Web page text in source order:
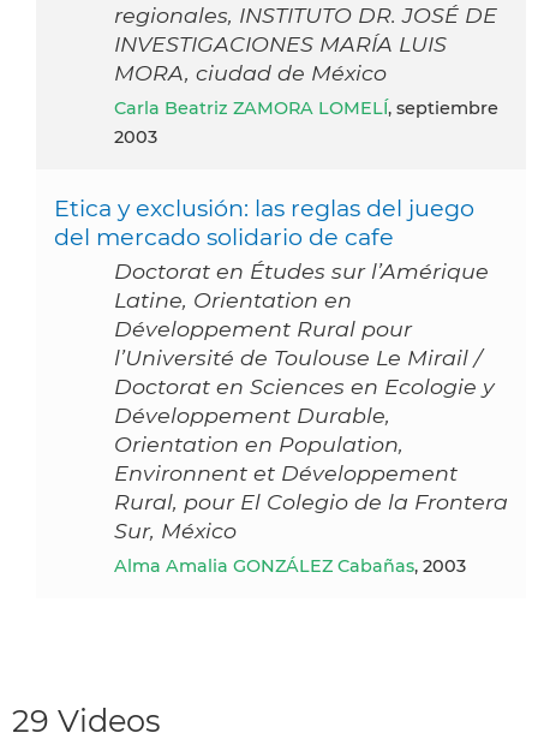
regionales, INSTITUTO DR. JOSÉ DE
INVESTIGACIONES MARÍA LUIS
MORA, ciudad de México
Carla Beatriz ZAMORA LOMELÍ, septiembre
2003
Etica y exclusión: las reglas del juego
del mercado solidario de cafe
Doctorat en Études sur l’Amérique
Latine, Orientation en
Développement Rural pour
l’Université de Toulouse Le Mirail /
Doctorat en Sciences en Ecologie y
Développement Durable,
Orientation en Population,
Environnent et Développement
Rural, pour El Colegio de la Frontera
Sur, México
Alma Amalia GONZÁLEZ Cabañas, 2003
29 Videos